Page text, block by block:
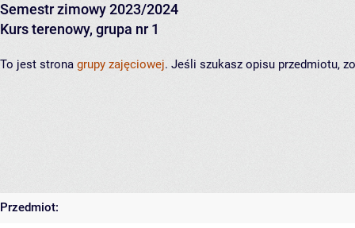
Semestr zimowy 2023/2024
Kurs terenowy, grupa nr 1
To jest strona grupy zajęciowej. Jeśli szukasz opisu przedmiotu,
Przedmiot: